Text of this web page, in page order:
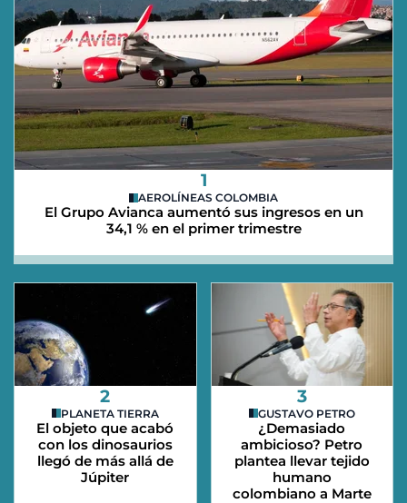
1
AEROLÍNEAS COLOMBIA
El Grupo Avianca aumentó sus ingresos en un
34,1 % en el primer trimestre
2
PLANETA TIERRA
El objeto que acabó
con los dinosaurios
llegó de más allá de
Júpiter
3
GUSTAVO PETRO
¿Demasiado
ambicioso? Petro
plantea llevar tejido
humano
colombiano a Marte